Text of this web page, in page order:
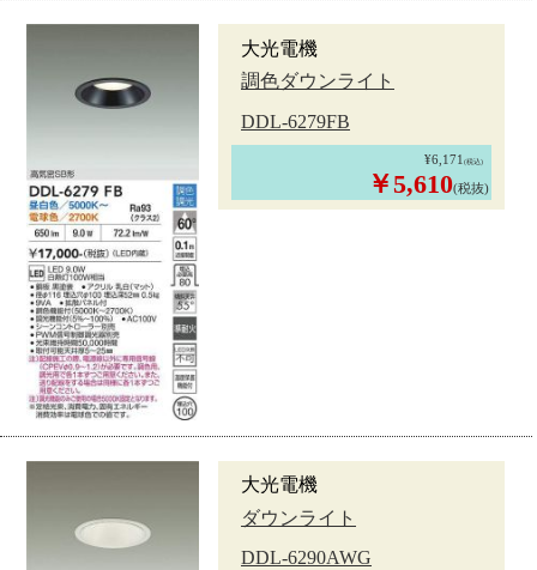
大光電機
調色ダウンライト
DDL-6279FB
¥6,171(税込)
￥5,610(税抜)
大光電機
ダウンライト
DDL-6290AWG